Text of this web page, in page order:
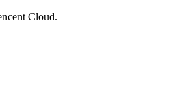
Cloud.